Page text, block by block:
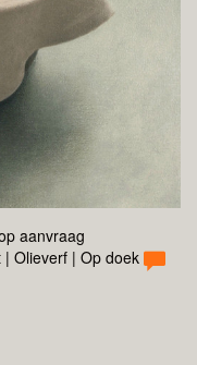
aanvraag
Olieverf | Op doek